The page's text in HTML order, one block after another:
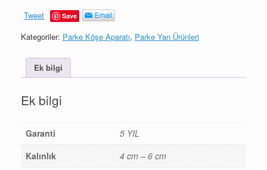
4
-
12-
BEYAZ
Tweet Save
Kategoriler: Parke Köşe Aparatı, Parke Yan Ürünleri
Ek bilgi
Ek bilgi
Garanti
5 YIL
Kalınlık
4 cm – 6 cm